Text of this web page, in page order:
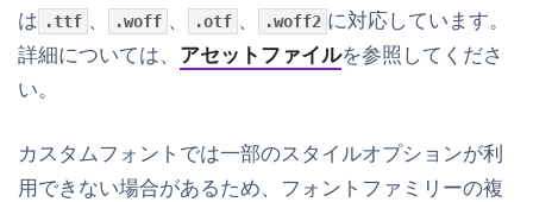
は .ttf 、 .woff 、 .otf 、 .woff2 に対応しています。
詳細については、 アセットファイルを参照してくださ
い。
カスタムフォントでは一部のスタイルオプションが利
用できない場合があるため、フォントファミリーの複